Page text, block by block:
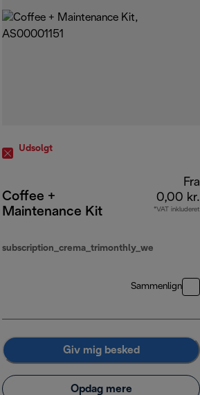
Udsolgt
Coffee +
Maintenance Kit
subscription_crema_trimonthly_we
Fra
0,00 kr.
*VAT inkluderet
Sammenlign
Giv mig besked
Opdag mere